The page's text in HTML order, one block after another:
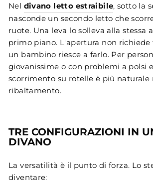
Nel divano letto estraibile, sotto la
nasconde un secondo letto che
ruote. Una leva lo solleva alla stessa
primo piano. L'apertura non
un bambino riesce a farlo. Per
giovanissime o con problemi a polsi
scorrimento su rotelle è più naturale
ribaltamento.
TRE CONFIGURAZIONI IN
DIVANO
La versatilità è il punto di forza. Lo
diventare: